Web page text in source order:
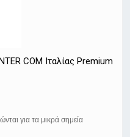
COM Ιταλίας Premium
για τα μικρά σημεία